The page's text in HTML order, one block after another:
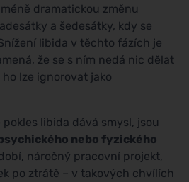
dramatickou změnu
a šedesátky, kdy se
libida v těchto fázích je
že se s ním nedá nic dělat
lze ignorovat jako
libida dává smysl, jsou
nebo fyzického
náročný pracovní projekt,
po ztrátě – v takových chvílích